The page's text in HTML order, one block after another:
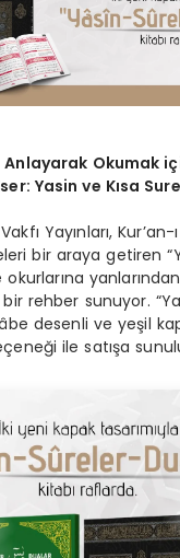
Anlayarak Okumak
Yasin ve Kısa
Yayınları, Kur’an-
bir araya getiren
okurlarına yanlarından
rehber sunuyor.
desenli ve yeşil
ile satışa